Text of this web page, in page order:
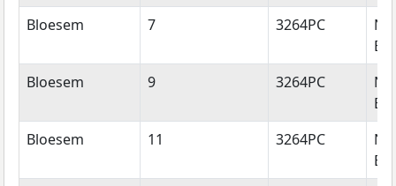
Bloesem
7 3264PC
Bloesem
9 3264PC
Bloesem
11 3264PC